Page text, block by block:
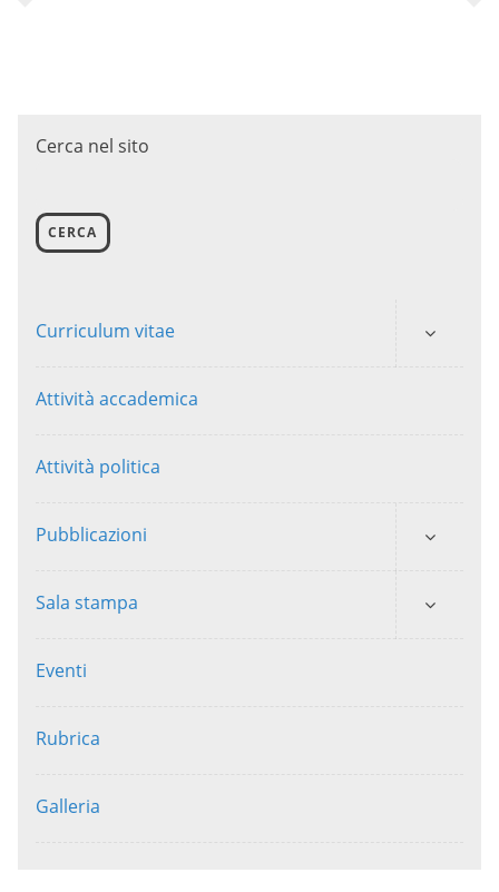
Cerca nel sito
CERCA
Curriculum vitae
Attività accademica
Attività politica
Pubblicazioni
Sala stampa
Eventi
Rubrica
Galleria